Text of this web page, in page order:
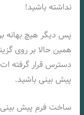
نداشته باشید!
پس دیگر هیچ بهانه
همین حالا بر روی
دسترس قرار گرفته
پیش بینی باشید.
ساخت فرم پیش بینی